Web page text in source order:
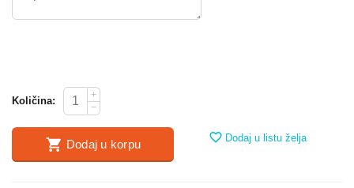
Količina:
+
−
Dodaj u korpu Dodaj u listu želja